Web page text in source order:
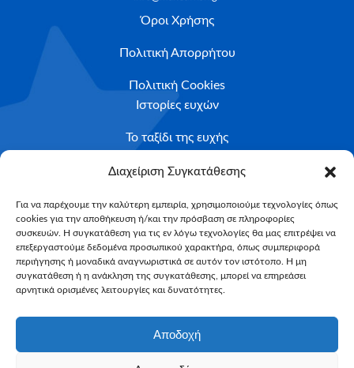
Διαχείριση Συγκατάθεσης
Για να παρέχουμε την καλύτερη εμπειρία, χρησιμοποιούμε τεχνολογίες όπως
cookies για την αποθήκευση ή/και την πρόσβαση σε πληροφορίες
συσκευών. Η συγκατάθεση για τις εν λόγω τεχνολογίες θα μας επιτρέψει να
επεξεργαστούμε δεδομένα προσωπικού χαρακτήρα, όπως συμπεριφορά
περιήγησης ή μοναδικά αναγνωριστικά σε αυτόν τον ιστότοπο. Η μη
συγκατάθεση ή η ανάκληση της συγκατάθεσης, μπορεί να επηρεάσει
αρνητικά ορισμένες λειτουργίες και δυνατότητες.
Αποδοχή
Όροι Χρήσης
Πολιτική Απορρήτου
Πολιτική Cookies
Ιστορίες ευχών
Το ταξίδι της ευχής
Κριτήρια Καταλληλότητας
Υποβολή Αιτήματος
NEWSLETTER
Email*